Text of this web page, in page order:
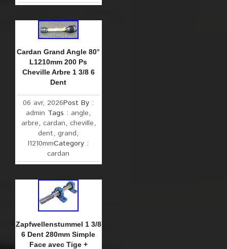
Cardan Grand Angle 80°
L1210mm 200 Ps
Cheville Arbre 1 3/8 6
Dent
06 avr, 2026Post By :
admin Tags : angle,
arbre, cardan, cheville,
dent,grand,
l1210mmCategory :
cardan
Zapfwellenstummel 1 3/8
6 Dent 280mm Simple
Face avec Tige +